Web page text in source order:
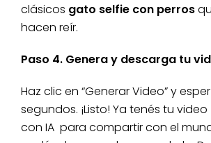
clásicos gato selfie con perros
hacen reír.
Paso 4. Genera y descarga tu
Haz clic en “Generar Video” y
segundos. ¡Listo! Ya tenés tu
con IA para compartir con el